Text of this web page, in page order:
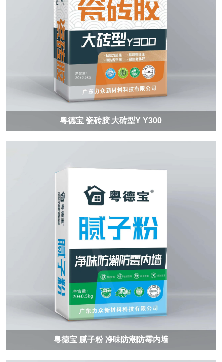
粤德宝 瓷砖胶 大砖型Y Y300
粵德宝 腻子粉 净味防潮防霉内墙